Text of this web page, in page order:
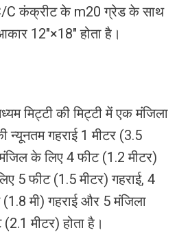
C कंक्रीट के m20 ग्रेड के साथ
12″×18″ होता है।
मिट्टी की मिट्टी में एक मंजिला
न्यूनतम गहराई 1 मीटर (3.5
के लिए 4 फीट (1.2 मीटर)
5 फीट (1.5 मीटर) गहराई, 4
मी) गहराई और 5 मंजिला
मीटर) होता है।